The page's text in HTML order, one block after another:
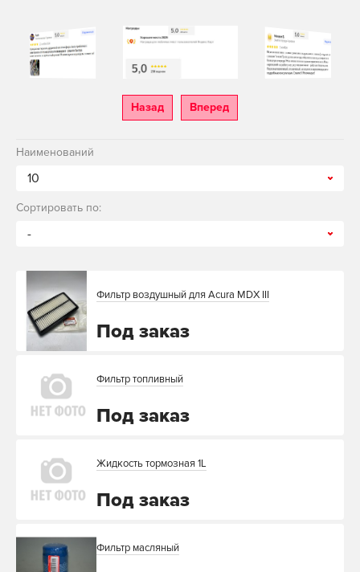
Назад Вперед
Наименований
10
Сортировать по:
-
Фильтр воздушный для Acura MDX III
Под заказ
Фильтр топливный
Под заказ
Жидкость тормозная 1L
Под заказ
Фильтр масляный